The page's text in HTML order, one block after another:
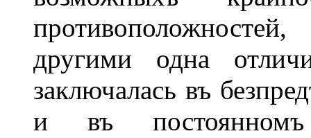
другими одна
заключалась въ
и въ постоянномъ